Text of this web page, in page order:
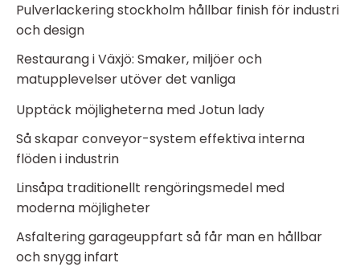
Pulverlackering stockholm hållbar finish för industri
och design
Restaurang i Växjö: Smaker, miljöer och
matupplevelser utöver det vanliga
Upptäck möjligheterna med Jotun lady
Så skapar conveyor-system effektiva interna
flöden i industrin
Linsåpa traditionellt rengöringsmedel med
moderna möjligheter
Asfaltering garageuppfart så får man en hållbar
och snygg infart